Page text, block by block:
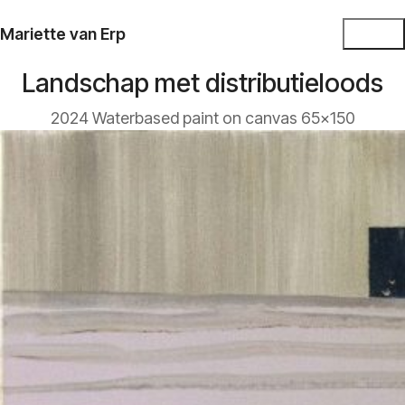
Mariette van Erp
Landschap met distributieloods
2024 Waterbased paint on canvas 65x150